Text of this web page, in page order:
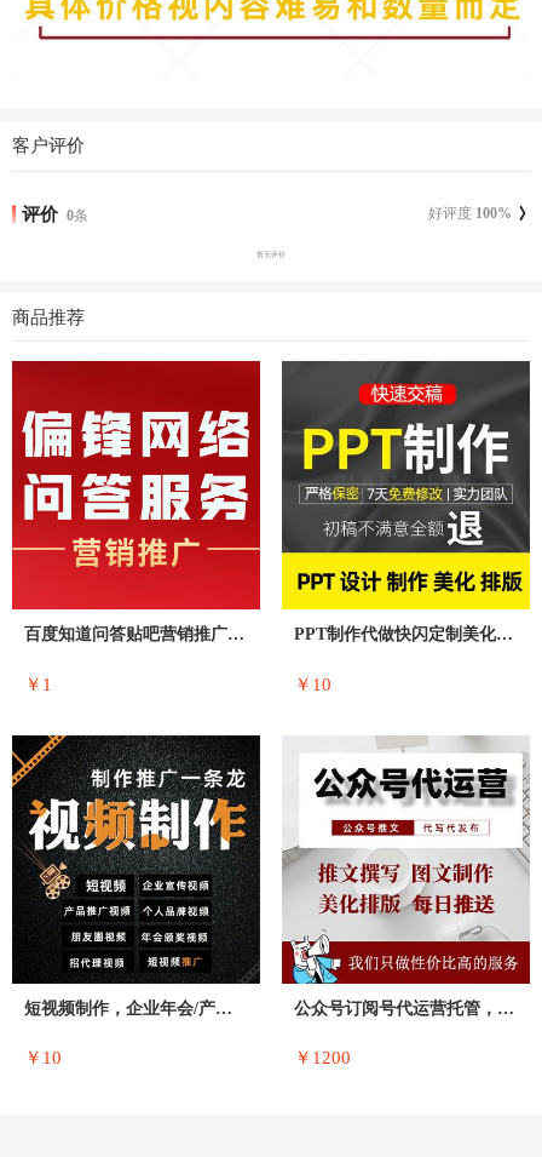
客户评价
评价 好评度 100%
0条
暂无评价
商品推荐
百度知道问答贴吧营销推广服务知乎搜狗36
￥1
PPT制作代做快闪定制美化修改幻灯片各类
￥10
短视频制作，企业年会/产品推广/企业宣传
￥10
公众号订阅号代运营托管，公众号推文，文案
￥1200